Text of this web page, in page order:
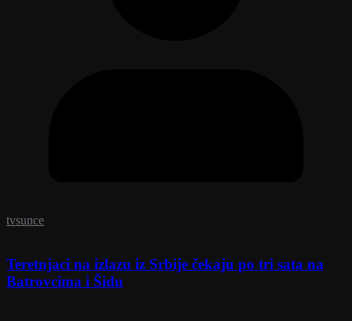
tvsunce
Teretnjaci na izlazu iz Srbije čekaju po tri sata na
Batrovcima i Šidu